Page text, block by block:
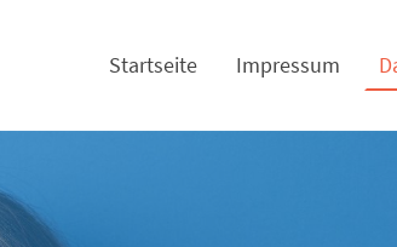
Startseite Impressum